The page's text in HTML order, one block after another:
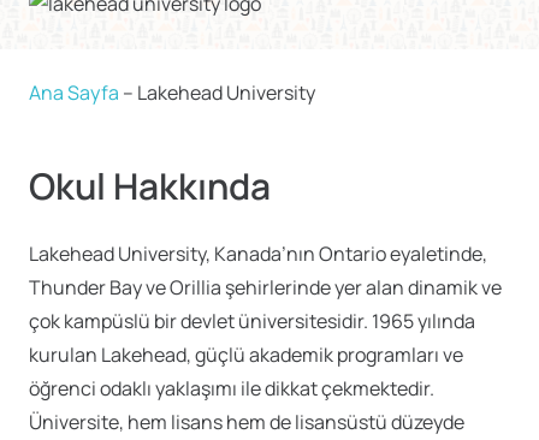
Ana Sayfa – Lakehead University
Okul Hakkında
Lakehead University, Kanada’nın Ontario eyaletinde,
Thunder Bay ve Orillia şehirlerinde yer alan dinamik ve
çok kampüslü bir devlet üniversitesidir. 1965 yılında
kurulan Lakehead, güçlü akademik programları ve
öğrenci odaklı yaklaşımı ile dikkat çekmektedir.
Üniversite, hem lisans hem de lisansüstü düzeyde